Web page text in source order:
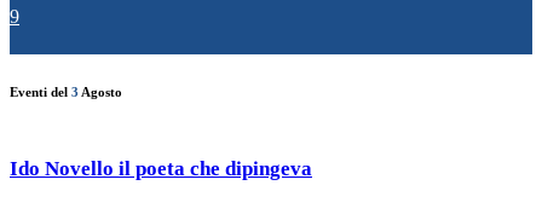
9
Eventi del 3 Agosto
Ido Novello il poeta che dipingeva